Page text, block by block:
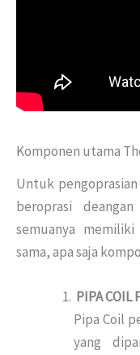
Komponen utama
Untuk
beroprasi
semuanya
sama, apa saja
PIPA COIL
Pipa Coil
yang